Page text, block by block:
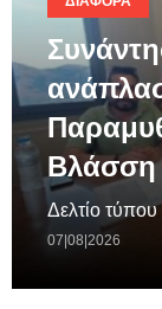
Βλάσση
Δελτίο τύπου
07|08|2026